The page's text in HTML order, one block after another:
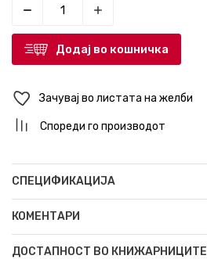
Додај во кошничка
Зачувај во листата на желби
Спореди го производот
СПЕЦИФИКАЦИЈА
КОМЕНТАРИ
ДОСТАПНОСТ ВО КНИЖАРНИЦИТЕ